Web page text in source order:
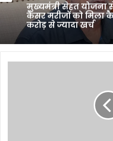
मुख्यमंत्री सेहत योजना
कैंसर मरीजों को मिला
करोड़ से ज्यादा खर्च